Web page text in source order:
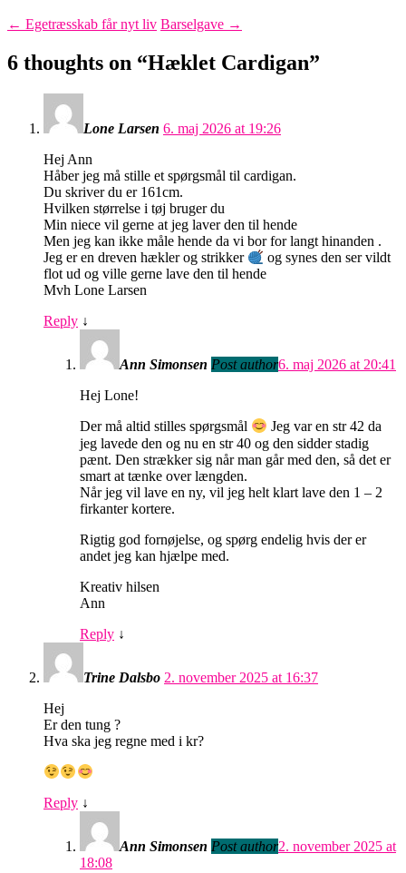
← Egetræsskab får nyt liv Barselgave →
6 thoughts on “Hæklet Cardigan”
Lone Larsen 6. maj 2026 at 19:26
Hej Ann
Håber jeg må stille et spørgsmål til cardigan.
Du skriver du er 161cm.
Hvilken størrelse i tøj bruger du
Min niece vil gerne at jeg laver den til hende
Men jeg kan ikke måle hende da vi bor for langt hinanden .
Jeg er en dreven hækler og strikker
og synes den ser vildt
flot ud og ville gerne lave den til hende
Mvh Lone Larsen
Reply ↓
Ann Simonsen Post author6. maj 2026 at 20:41
Hej Lone!
Der må altid stilles spørgsmål
Jeg var en str 42 da
jeg lavede den og nu en str 40 og den sidder stadig
pænt. Den strækker sig når man går med den, så det er
smart at tænke over længden.
Når jeg vil lave en ny, vil jeg helt klart lave den 1 – 2
firkanter kortere.
Rigtig god fornøjelse, og spørg endelig hvis der er
andet jeg kan hjælpe med.
Kreativ hilsen
Ann
Reply ↓
Trine Dalsbo 2. november 2025 at 16:37
Hej
Er den tung ?
Hva ska jeg regne med i kr?
Reply ↓
Ann Simonsen Post author2. november 2025 at
18:08